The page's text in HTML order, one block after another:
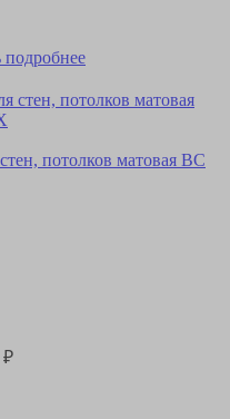
подробнее
потолков матовая BС
₽